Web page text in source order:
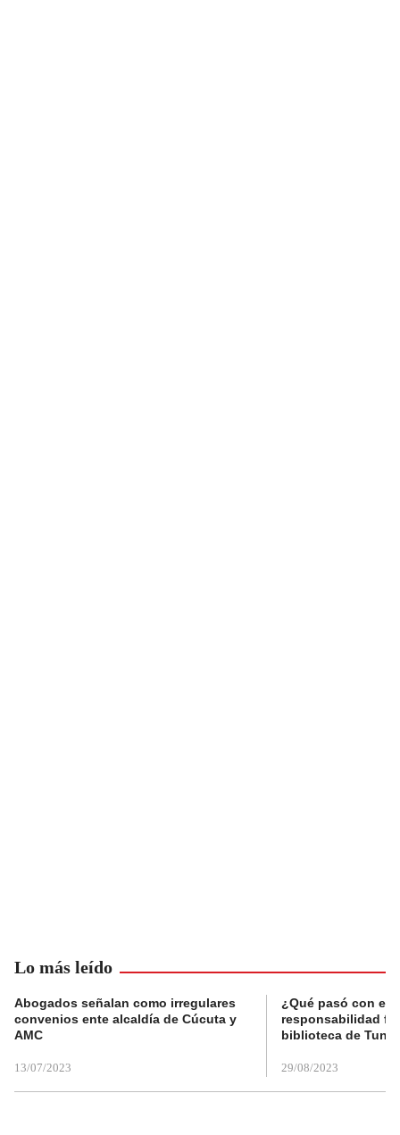
Lo más leído
Abogados señalan como irregulares
convenios ente alcaldía de Cúcuta y
AMC
13/07/2023
¿Qué pasó con el
responsabilidad
biblioteca de
29/08/2023